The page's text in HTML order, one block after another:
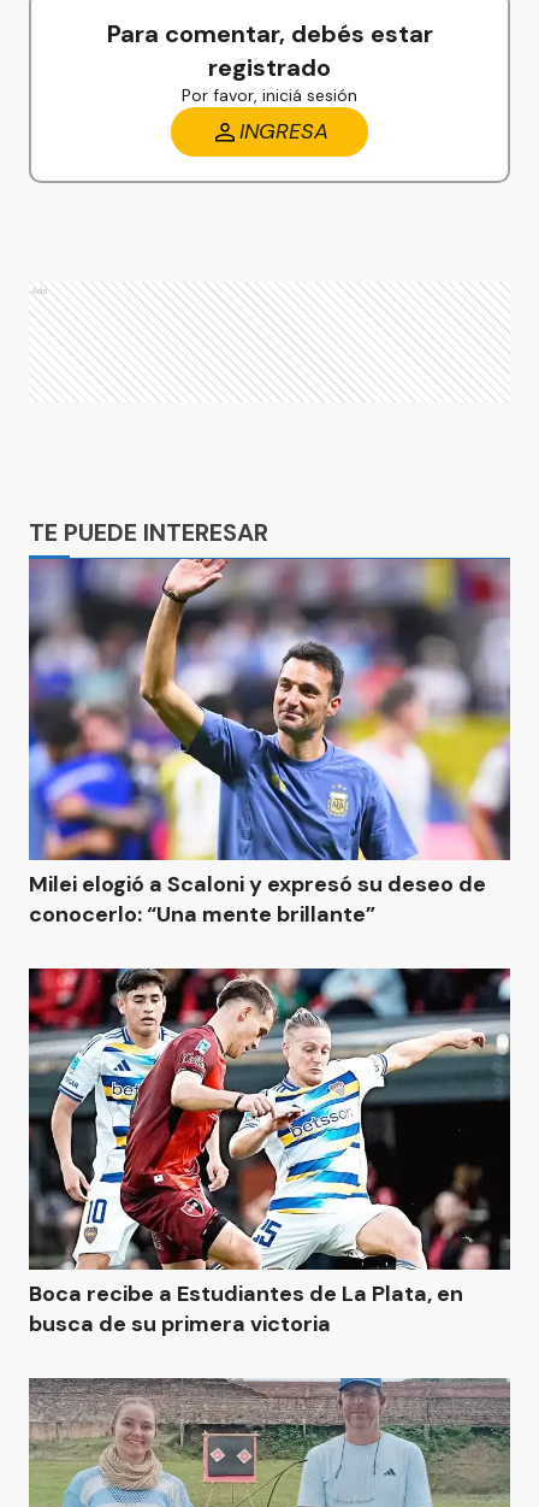
Para comentar, debés estar
registrado
Por favor, iniciá sesión
INGRESA
Ads
TE PUEDE INTERESAR
Milei elogió a Scaloni y expresó su deseo de
conocerlo: “Una mente brillante”
Boca recibe a Estudiantes de La Plata, en
busca de su primera victoria